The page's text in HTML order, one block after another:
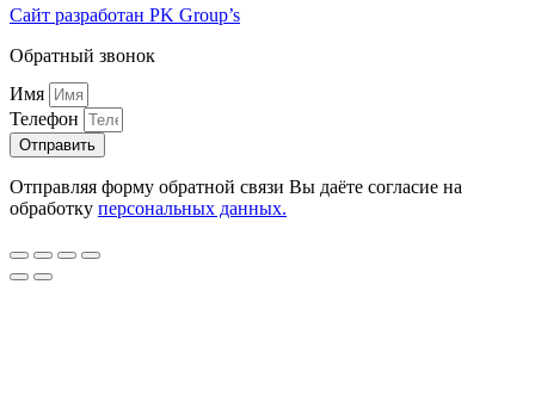
Сайт разработан PK Group’s
Обратный звонок
Имя
Телефон
Отправить
Отправляя форму обратной связи Вы даёте согласие на
обработку персональных данных.